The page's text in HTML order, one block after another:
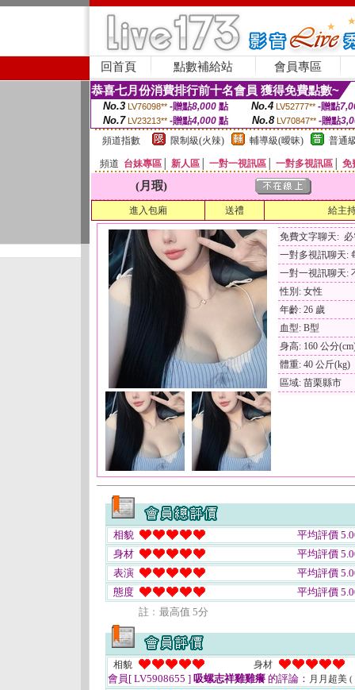
回首頁 點數補給站 會員專區
恭喜七月份消費排行前十名會員 獲得免費點數~
No.3 LV76098** -贈點8,000點 No.4 LV52777** -贈點
No.7 LV23213** -贈點4,000 點 No.8 LV70847** -贈點
頻道指數
限制級(火辣) 輔導級(曖昧) 普通
頻道 台妹專區 新人區 一對一視訊區 一對多視訊區 免
(月瑕)
進入包廂 送禮 給主
免費文字聊天:
一對多視訊聊天:
一對一視訊聊天:
性別: 女性
年齡: 26 歲
血型: B型
身高: 160 公分
體重: 40 公斤(kg)
區域: 苗栗縣市
相貌
平均評價
身材
平均評價
表演
平均評價
態度
平均評價
註﹕最高值 5分
相貌 身材
會員[ LV5908655 ] 吸螺志祥雞雞癢 的評論： 月月超美 (